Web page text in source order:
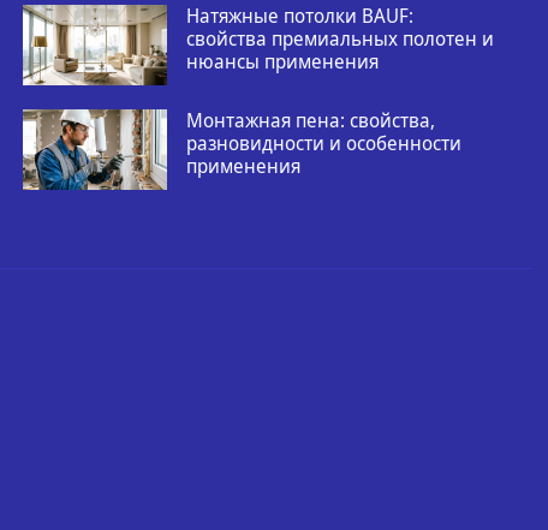
Натяжные потолки BAUF:
свойства премиальных полотен и
нюансы применения
Монтажная пена: свойства,
разновидности и особенности
применения